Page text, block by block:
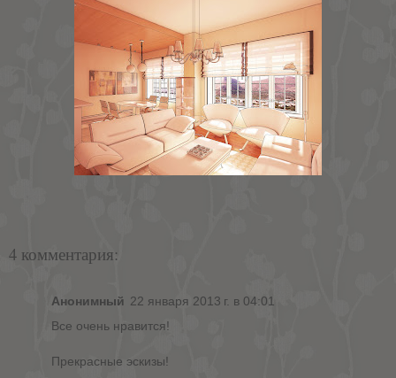
4 комментария:
Анонимный 22 января 2013 г. в 04:01
Все очень нравится!
Прекрасные эскизы!